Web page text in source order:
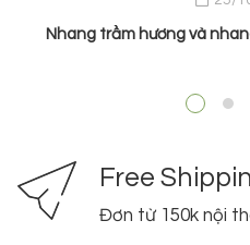
Nhang trầm hương và
Free
Đơn từ 150k nội